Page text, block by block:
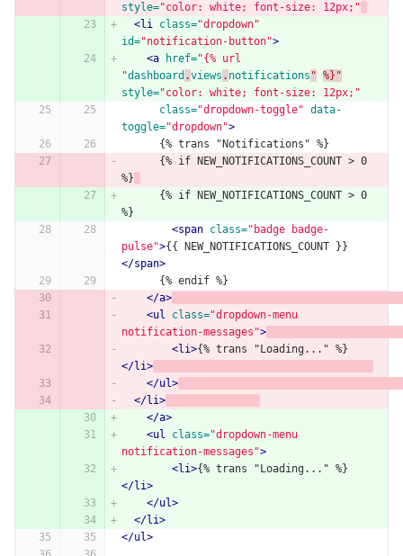
style="color: white; font-size: 12px;"
<li class="dropdown"
id="notification-button">
<a
href="{% url
"dashboard .views . notifications " %}"
style="color: white; font-size: 12px;"
class="dropdown-toggle" data-
toggle="dropdown">
      {% trans "Notifications" %}
      {% if NEW_NOTIFICATIONS_COUNT > 0
%}
      {% if NEW_NOTIFICATIONS_COUNT > 0
%}
<span class="badge badge-
pulse">{{ NEW_NOTIFICATIONS_COUNT }}
</span>
      {% endif %}
</a>
<ul
class="dropdown-menu
notification-messages">
<li>{% trans "Loading..." %}
</li>
</ul>
</li>
</a>
<ul
class="dropdown-menu
notification-messages">
<li>{% trans "Loading..." %}
</li>
</ul>
</li>
</ul>